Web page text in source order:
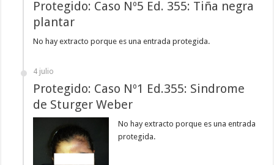
Protegido: Caso Nº5 Ed. 355: Tiña negra
plantar
No hay extracto porque es una entrada protegida.
4 julio
Protegido: Caso Nº1 Ed.355: Sindrome
de Sturger Weber
No hay extracto porque es una entrada
protegida.